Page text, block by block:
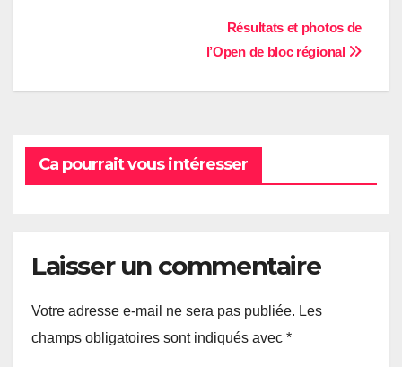
Résultats et photos de
l’Open de bloc régional
Ca pourrait vous intéresser
Laisser un commentaire
Votre adresse e-mail ne sera pas publiée. Les
champs obligatoires sont indiqués avec *